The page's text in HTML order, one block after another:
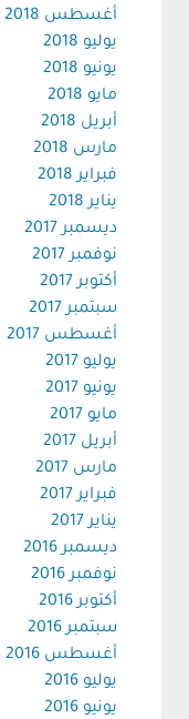
أغسطس 2018
يوليو 2018
يونيو 2018
مايو 2018
أبريل 2018
مارس 2018
فبراير 2018
يناير 2018
ديسمبر 2017
نوفمبر 2017
أكتوبر 2017
سبتمبر 2017
أغسطس 2017
يوليو 2017
يونيو 2017
مايو 2017
أبريل 2017
مارس 2017
فبراير 2017
يناير 2017
ديسمبر 2016
نوفمبر 2016
أكتوبر 2016
سبتمبر 2016
أغسطس 2016
يوليو 2016
يونيو 2016